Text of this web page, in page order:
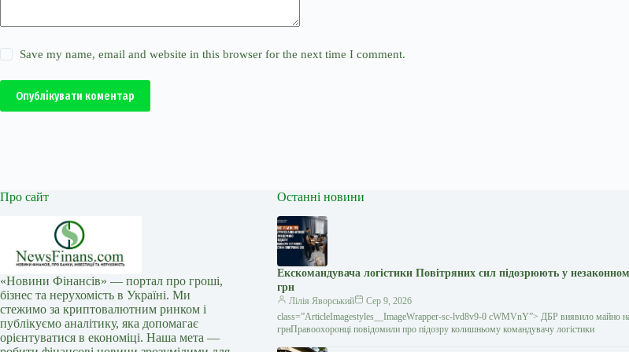
Save my name, email and website in this browser for the next time I comment.
Опублікувати коментар
Про сайт
«Новини Фінансів» — портал про гроші,
бізнес та нерухомість в Україні. Ми
стежимо за криптовалютним ринком і
публікуємо аналітику, яка допомагає
орієнтуватися в економіці. Наша мета —
Останні новини
Екскомандувача логістики Повітряних сил підозрюють у
грн
Лілія Яворський
Сер 9, 2026
class=”ArticleImagestyles__ImageWrapper-sc-lvd8v9-0 cWMVnY”> ДБР виявило майно
грнПравоохоронці повідомили про підозру колишньому командувачу логістики